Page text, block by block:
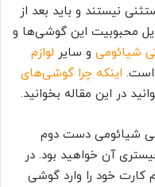
نیستند و باید بعد از
محبوبیت این گوشی‌ها و
شیائومی و سایر لوازم
اینکه چرا گوشی‌های
در این مقاله بخوانید.
شیائومی دست دوم
آن خواهید بود. در
کارت خود را وارد گوشی